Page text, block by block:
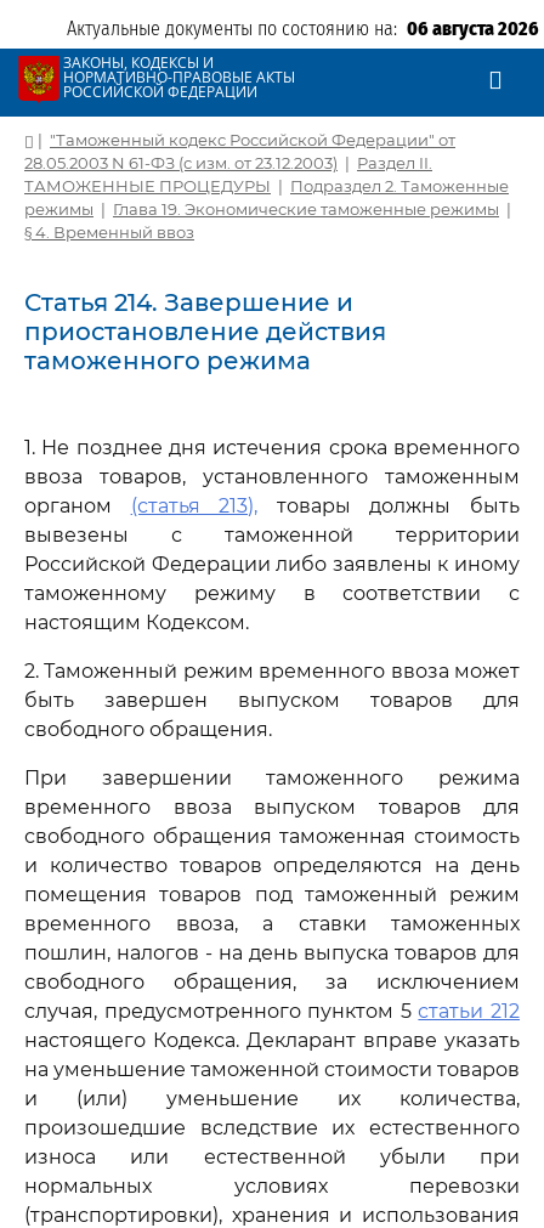
Актуальные документы по состоянию на: 06 августа 2026
ЗАКОНЫ, КОДЕКСЫ И
НОРМАТИВНО-ПРАВОВЫЕ АКТЫ
РОССИЙСКОЙ ФЕДЕРАЦИИ
| "Таможенный кодекс Российской Федерации" от
28.05.2003 N 61-ФЗ (с изм. от 23.12.2003) | Раздел II.
ТАМОЖЕННЫЕ ПРОЦЕДУРЫ | Подраздел 2. Таможенные
режимы | Глава 19. Экономические таможенные режимы |
§ 4. Временный ввоз
Статья 214. Завершение и
приостановление действия
таможенного режима
1. Не позднее дня истечения срока временного
ввоза товаров, установленного таможенным
органом (статья 213), товары должны быть
вывезены с таможенной территории
Российской Федерации либо заявлены к иному
таможенному режиму в соответствии с
настоящим Кодексом.
2. Таможенный режим временного ввоза может
быть завершен выпуском товаров для
свободного обращения.
При завершении таможенного режима
временного ввоза выпуском товаров для
свободного обращения таможенная стоимость
и количество товаров определяются на день
помещения товаров под таможенный режим
временного ввоза, а ставки таможенных
пошлин, налогов - на день выпуска товаров для
свободного обращения, за исключением
случая, предусмотренного пунктом 5статьи 212
настоящего Кодекса. Декларант вправе указать
на уменьшение таможенной стоимости товаров
и (или) уменьшение их количества,
произошедшие вследствие их естественного
износа или естественной убыли при
нормальных условиях перевозки
(транспортировки), хранения и использования